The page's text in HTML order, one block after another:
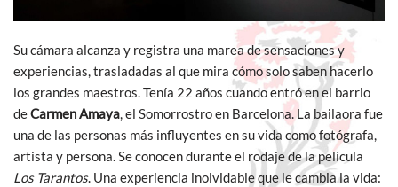
Su cámara alcanza y registra una marea de sensaciones y
experiencias, trasladadas al que mira cómo solo saben hacerlo
los grandes maestros. Tenía 22 años cuando entró en el barrio
deCarmen Amaya, el Somorrostro en Barcelona. La bailaora fue
una de las personas más influyentes en su vida como fotógrafa,
artista y persona. Se conocen durante el rodaje de la película
Los Tarantos. Una experiencia inolvidable que le cambia la vida: